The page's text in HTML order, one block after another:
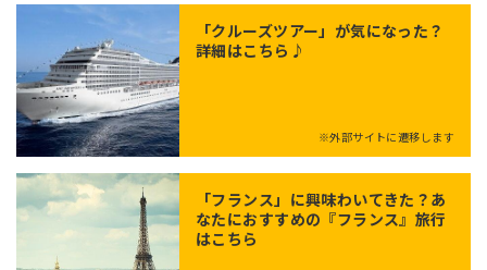
「クルーズツアー」が気になった？
詳細はこちら♪
※外部サイトに遷移します
「フランス」に興味わいてきた？あ
なたにおすすめの『フランス』旅行
はこちら